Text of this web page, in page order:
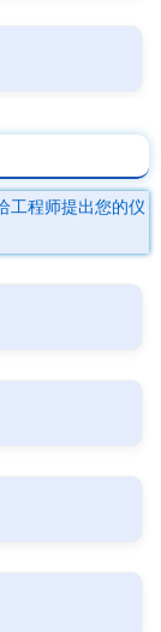
工程师提出您的仪